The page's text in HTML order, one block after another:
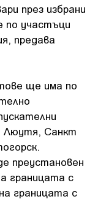
през избрани
по участъци
предава
ще има по
Люутя, Санкт
преустановен
границата с
границата с